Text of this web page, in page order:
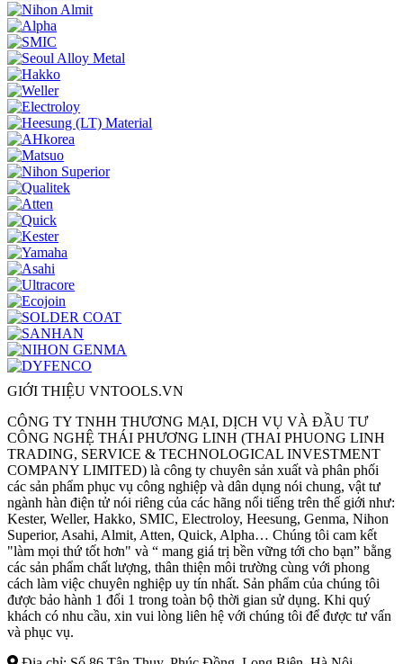
GIỚI THIỆU VNTOOLS.VN
CÔNG TY TNHH THƯƠNG MẠI, DỊCH VỤ VÀ ĐẦU TƯ
CÔNG NGHỆ THÁI PHƯƠNG LINH (THAI PHUONG LINH
TRADING, SERVICE & TECHNOLOGICAL INVESTMENT
COMPANY LIMITED) là công ty chuyên sản xuất và phân phối
các sản phẩm phục vụ công nghiệp và dân dụng nói chung, vật tư
ngành hàn điện tử nói riêng của các hãng nổi tiếng trên thế giới như:
Kester, Weller, Hakko, SMIC, Electroloy, Heesung, Genma, Nihon
Superior, Asahi, Almit, Atten, Quick, Alpha… Chúng tôi cam kết
"làm mọi thứ tốt hơn" và “ mang giá trị bền vững tới cho bạn” bằng
các sản phẩm chất lượng, thân thiện môi trường cùng với phong
cách làm việc chuyên nghiệp uy tín nhất. Sản phẩm của chúng tôi
được bảo hành 1 đổi 1 trong toàn bộ thời gian sử dụng. Khi quý
khách có nhu cầu, xin vui lòng liên hệ với chúng tôi để được tư vấn
và phục vụ.